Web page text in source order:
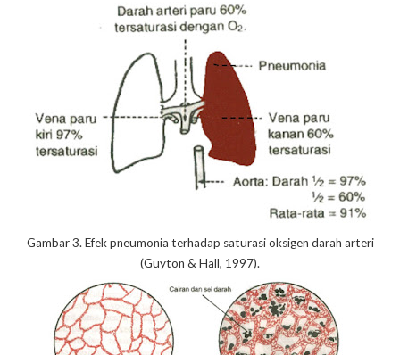
Gambar 3. Efek pneumonia terhadap saturasi oksigen darah arteri
(Guyton & Hall, 1997).